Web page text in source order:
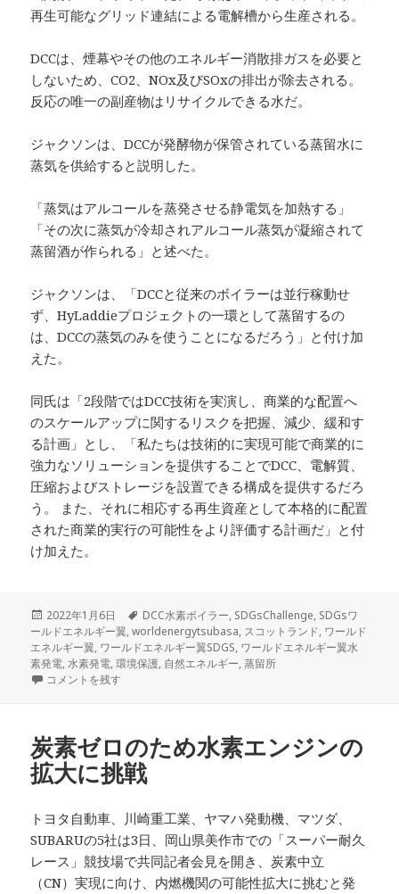
再生可能なグリッド連結による電解槽から生産される。
DCCは、煙幕やその他のエネルギー消散排ガスを必要と
しないため、CO2、NOx及びSOxの排出が除去される。
反応の唯一の副産物はリサイクルできる水だ。
ジャクソンは、DCCが発酵物が保管されている蒸留水に
蒸気を供給すると説明した。
「蒸気はアルコールを蒸発させる静電気を加熱する」
「その次に蒸気が冷却されアルコール蒸気が凝縮されて
蒸留酒が作られる」と述べた。
ジャクソンは、「DCCと従来のボイラーは並行稼動せ
ず、HyLaddieプロジェクトの一環として蒸留するの
は、DCCの蒸気のみを使うことになるだろう」と付け加
えた。
同氏は「2段階ではDCC技術を実演し、商業的な配置へ
のスケールアップに関するリスクを把握、減少、緩和す
る計画」とし、「私たちは技術的に実現可能で商業的に
強力なソリューションを提供することでDCC、電解質、
圧縮およびストレージを設置できる構成を提供するだろ
う。 また、それに相応する再生資産として本格的に配置
された商業的実行の可能性をより評価する計画だ」と付
け加えた。
投
稿
日:
2022年1月6日
タ
グ
DCC水素ボイラー, SDGsChallenge, SDGsワ
ールドエネルギー翼,worldenergytsubasa, スコットランド, ワールド
エネルギー翼, ワールドエネルギー翼SDGS, ワールドエネルギー翼水
素発電,水素発電,環境保護, 自然エネルギー,蒸留所
スコットランド蒸留所、DCC水素ボイラーでグリーン蒸留酒を生産 に
コメントを残す
炭素ゼロのため水素エンジンの
拡大に挑戦
トヨタ自動車、川崎重工業、ヤマハ発動機、マツダ、
SUBARUの5社は3日、岡山県美作市での「スーパー耐久
レース」競技場で共同記者会見を開き、炭素中立
（CN）実現に向け、内燃機関の可能性拡大に挑むと発